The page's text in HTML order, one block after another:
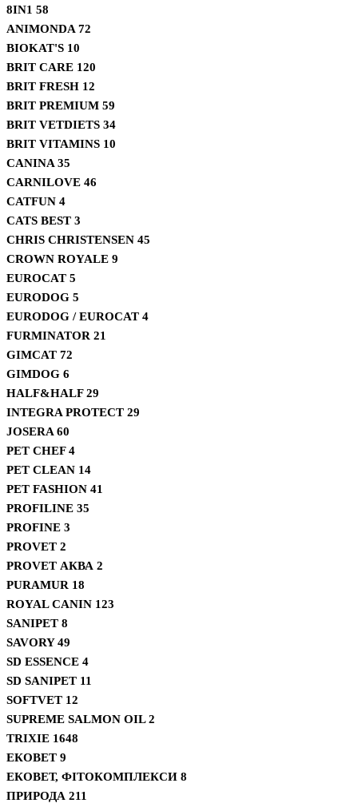
8IN1 58
ANIMONDA 72
BIOKAT'S 10
BRIT CARE 120
BRIT FRESH 12
BRIT PREMIUM 59
BRIT VETDIETS 34
BRIT VITAMINS 10
CANINA 35
CARNILOVE 46
CATFUN 4
CATS BEST 3
CHRIS CHRISTENSEN 45
CROWN ROYALE 9
EUROCAT 5
EURODOG 5
EURODOG / EUROCAT 4
FURMINATOR 21
GIMCAT 72
GIMDOG 6
HALF&HALF29
INTEGRA PROTECT 29
JOSERA 60
PET CHEF4
PET CLEAN 14
PET FASHION 41
PROFILINE 35
PROFINE 3
PROVET 2
PROVET АКВА 2
PURAMUR 18
ROYAL CANIN 123
SANIPET 8
SAVORY49
SD ESSENCE 4
SD SANIPET 11
SOFTVET 12
SUPREME SALMON OIL2
TRIXIE 1648
ЕКОВЕТ 9
ЕКОВЕТ, ФІТОКОМПЛЕКСИ 8
ПРИРОДА 211